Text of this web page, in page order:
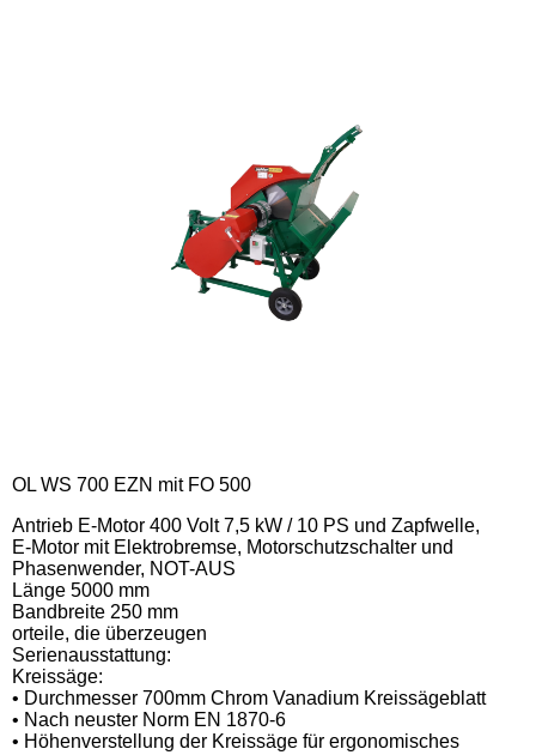
OL WS 700 EZN mit FO 500
Antrieb E-Motor 400 Volt 7,5 kW / 10 PS und Zapfwelle,
E-Motor mit Elektrobremse, Motorschutzschalter und
Phasenwender, NOT-AUS
Länge 5000 mm
Bandbreite 250 mm
orteile, die überzeugen
Serienausstattung:
Kreissäge:
• Durchmesser 700mm Chrom Vanadium Kreissägeblatt
• Nach neuster Norm EN 1870-6
• Höhenverstellung der Kreissäge für ergonomisches